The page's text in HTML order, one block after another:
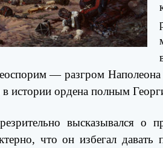
— разгром
истории ордена полным
высказывался о
что он избегал